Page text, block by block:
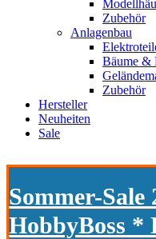
Zubehör
Anlagenbau
Bäume &
Zubehör
Hersteller
Neuheiten
Sale
Sommer-
HobbyBoss *